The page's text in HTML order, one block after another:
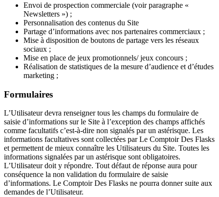
Envoi de prospection commerciale (voir paragraphe «
Newsletters ») ;
Personnalisation des contenus du Site
Partage d’informations avec nos partenaires commerciaux ;
Mise à disposition de boutons de partage vers les réseaux
sociaux ;
Mise en place de jeux promotionnels/ jeux concours ;
Réalisation de statistiques de la mesure d’audience et d’études
marketing ;
Formulaires
L’Utilisateur devra renseigner tous les champs du formulaire de
saisie d’informations sur le Site à l’exception des champs affichés
comme facultatifs c’est-à-dire non signalés par un astérisque. Les
informations facultatives sont collectées par Le Comptoir Des Flasks
et permettent de mieux connaître les Utilisateurs du Site. Toutes les
informations signalées par un astérisque sont obligatoires.
L’Utilisateur doit y répondre. Tout défaut de réponse aura pour
conséquence la non validation du formulaire de saisie
d’informations. Le Comptoir Des Flasks ne pourra donner suite aux
demandes de l’Utilisateur.